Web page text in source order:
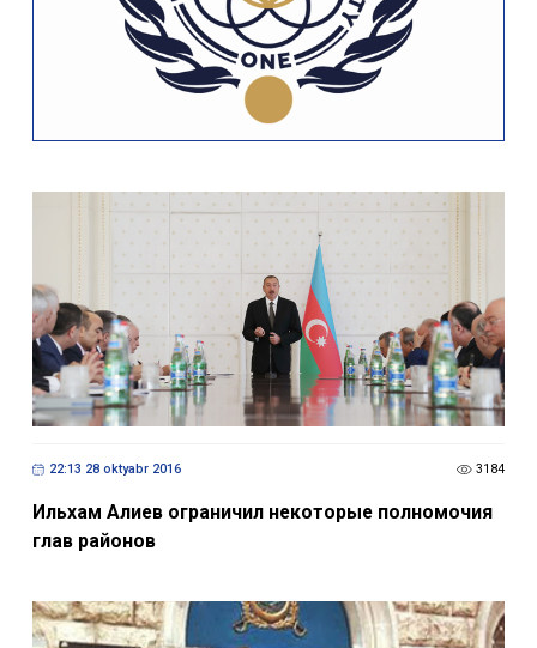
22:13 28 oktyabr 2016 3184
Ильхам Алиев ограничил некоторые полномочия
глав районов